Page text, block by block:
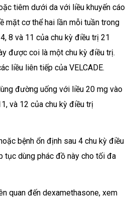
tiêm dưới da với liều khuyến cáo
mặt cơ thể hai lần mỗi tuần trong
8 và 11 của chu kỳ điều trị 21
được coi là một chu kỳ điều trị.
liều liên tiếp của VELCADE.
đường uống với liều 20 mg vào
và 12 của chu kỳ điều trị
bệnh ổn định sau 4 chu kỳ điều
tục dùng phác đồ này cho tối đa
quan đến dexamethasone, xem